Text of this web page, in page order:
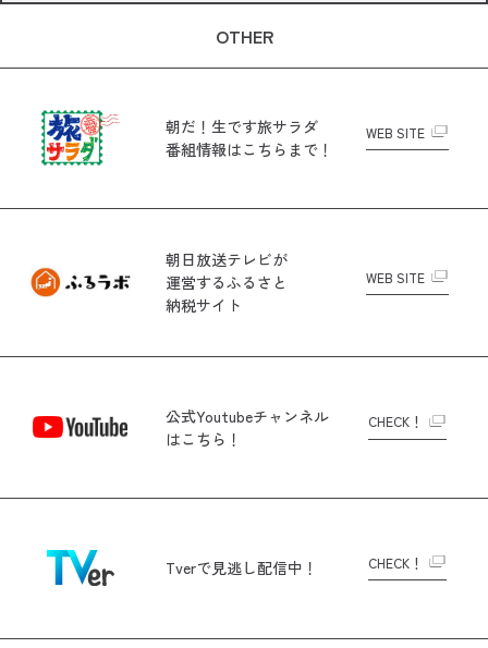
OTHER
朝だ！生です旅サラダ
番組情報はこちらまで！
WEB SITE
朝日放送テレビが
運営するふるさと
納税サイト
WEB SITE
公式Youtubeチャンネル
はこちら！
CHECK！
Tverで見逃し配信中！ CHECK！